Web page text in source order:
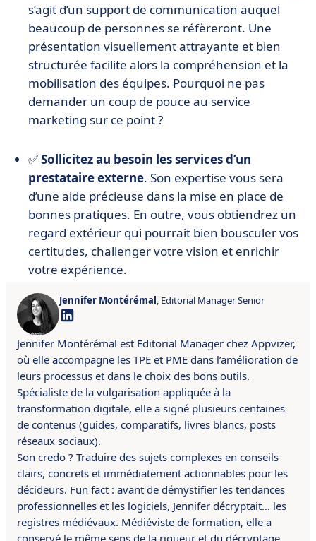
s’agit d’un support de communication auquel
beaucoup de personnes se réfèreront. Une
présentation visuellement attrayante et bien
structurée facilite alors la compréhension et la
mobilisation des équipes. Pourquoi ne pas
demander un coup de pouce au service
marketing sur ce point ?
✅Sollicitez au besoin les services d’un
prestataire externe. Son expertise vous sera
d’une aide précieuse dans la mise en place de
bonnes pratiques. En outre, vous obtiendrez un
regard extérieur qui pourrait bien bousculer vos
certitudes, challenger votre vision et enrichir
votre expérience.
Jennifer Montérémal, Editorial Manager Senior
Jennifer Montérémal est Editorial Manager chez Appvizer,
où elle accompagne les TPE et PME dans l’amélioration de
leurs processus et dans le choix des bons outils.
Spécialiste de la vulgarisation appliquée à la
transformation digitale, elle a signé plusieurs centaines
de contenus (guides, comparatifs, livres blancs, posts
réseaux sociaux).
Son credo ? Traduire des sujets complexes en conseils
clairs, concrets et immédiatement actionnables pour les
décideurs. Fun fact : avant de démystifier les tendances
professionnelles et les logiciels, Jennifer décryptait… les
registres médiévaux. Médiéviste de formation, elle a
conservé le même sens de la rigueur et du décryptage